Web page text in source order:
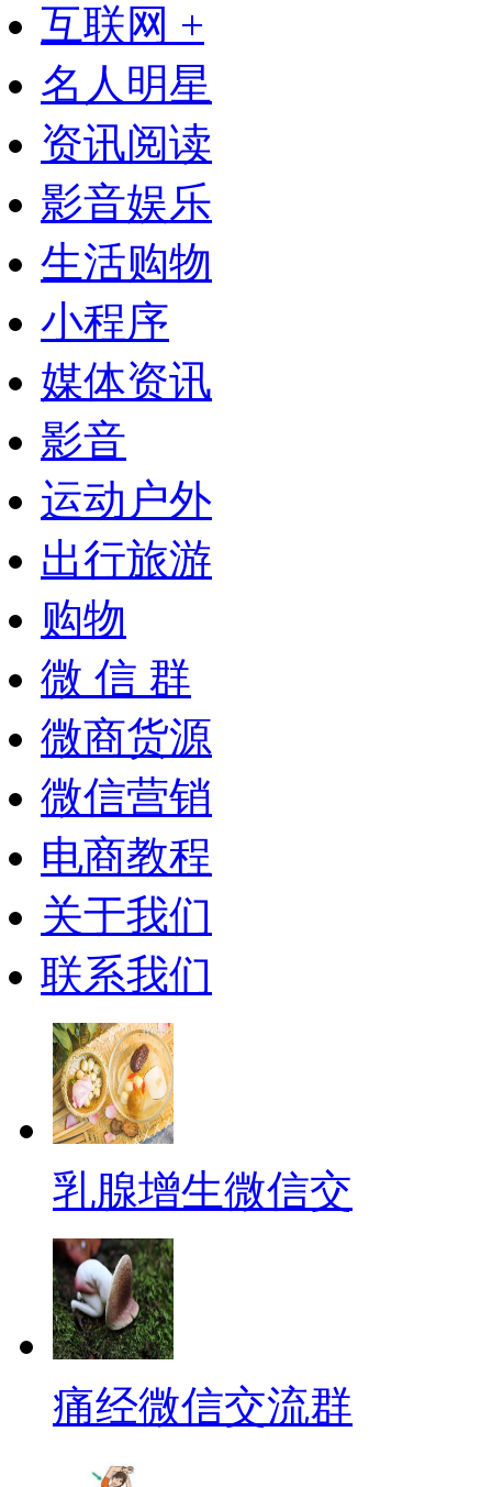
互联网 +
名人明星
资讯阅读
影音娱乐
生活购物
小程序
媒体资讯
影音
运动户外
出行旅游
购物
微 信 群
微商货源
微信营销
电商教程
关于我们
联系我们
乳腺增生微信交
痛经微信交流群